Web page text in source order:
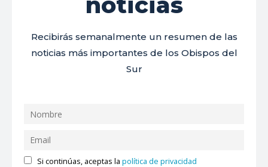
Recibirás semanalmente un resumen de las
noticias más importantes de los Obispos del
Sur
Si continúas, aceptas lapolítica de privacidad